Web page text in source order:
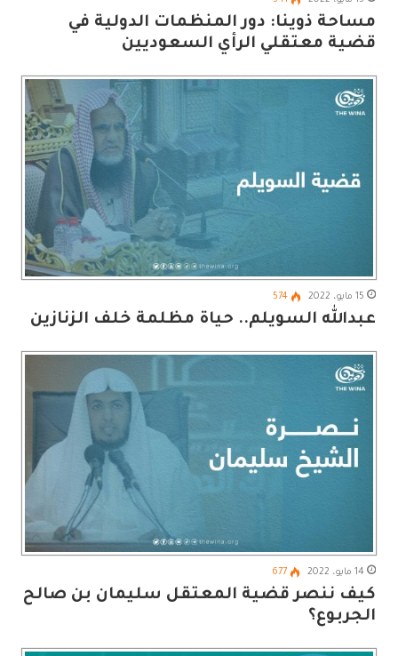
مساحة ذوينا: دور المنظمات الدولية في
قضية معتقلي الرأي السعوديين
15 مايو، 2022 574
عبدالله السويلم.. حياة مظلمة خلف الزنازين
14 مايو، 2022 677
كيف ننصر قضية المعتقل سليمان بن صالح
الجربوع؟